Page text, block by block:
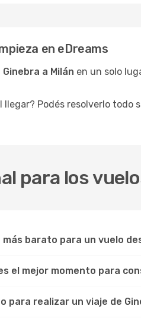
en eDreams
a Milán en un solo
Podés resolverlo todo
para los
barato para un vuelo
el mejor momento para
para realizar un viaje de